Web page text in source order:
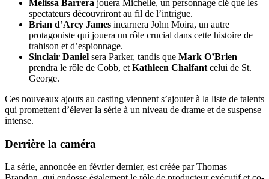
Melissa Barrera jouera Michelle, un personnage clé que les
spectateurs découvriront au fil de l’intrigue.
Brian d’Arcy James incarnera John Moira, un autre
protagoniste qui jouera un rôle crucial dans cette histoire de
trahison et d’espionnage.
Sinclair Daniel sera Parker, tandis que Mark O’Brien
prendra le rôle de Cobb, et Kathleen Chalfant celui de St.
George.
Ces nouveaux ajouts au casting viennent s’ajouter à la liste de talents
qui promettent d’élever la série à un niveau de drame et de suspense
intense.
Derrière la caméra
La série, annoncée en février dernier, est créée par Thomas